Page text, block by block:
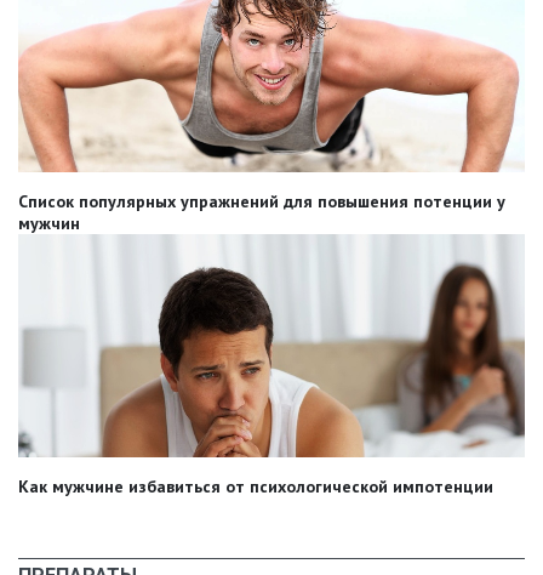
Список популярных упражнений для повышения потенции у
мужчин
Как мужчине избавиться от психологической импотенции